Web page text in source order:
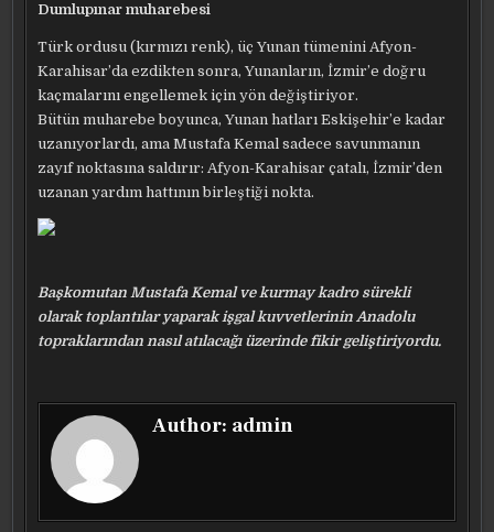
Dumlupınar muharebesi
Türk ordusu (kırmızı renk), üç Yunan tümenini Afyon-
Karahisar’da ezdikten sonra, Yunanların, İzmir’e doğru
kaçmalarını engellemek için yön değiştiriyor.
Bütün muharebe boyunca, Yunan hatları Eskişehir’e kadar
uzanıyorlardı, ama Mustafa Kemal sadece savunmanın
zayıf noktasına saldırır: Afyon-Karahisar çatalı, İzmir’den
uzanan yardım hattının birleştiği nokta.
Başkomutan Mustafa Kemal ve kurmay kadro sürekli
olarak toplantılar yaparak işgal kuvvetlerinin Anadolu
topraklarından nasıl atılacağı üzerinde fikir geliştiriyordu.
Author: admin